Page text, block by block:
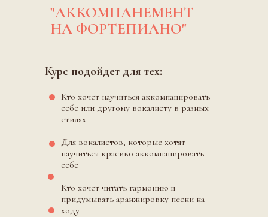
"АККОМПАНЕМЕНТ
НА ФОРТЕПИАНО"
Курс подойдет для тех:
Кто хочет научиться аккомпанировать
себе или другому вокалисту в разных
стилях
Для вокалистов, которые хотят
научиться красиво аккомпанировать
себе
Кто хочет читать гармонию и
придумывать аранжировку песни на
ходу